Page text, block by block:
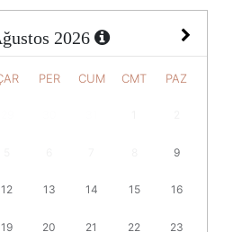
2026
PER CUM CMT PAZ
9
12 13 14 15 16
19 20 21 22 23